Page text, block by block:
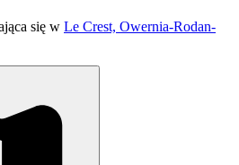
się w Le Crest, Owernia-Rodan-